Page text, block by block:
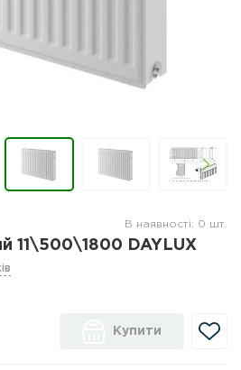
В наявності: 0 шт.
11\500\1800 DAYLUX
Купити